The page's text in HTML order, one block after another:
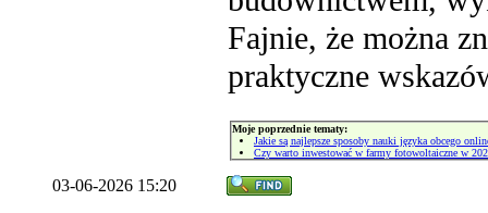
Fajnie, że można
praktyczne
Moje poprzednie tematy:
Jakie są najlepsze sposoby nauki języka obcego
Czy warto inwestować w farmy fotowoltaiczne w
03-06-2026 15:20